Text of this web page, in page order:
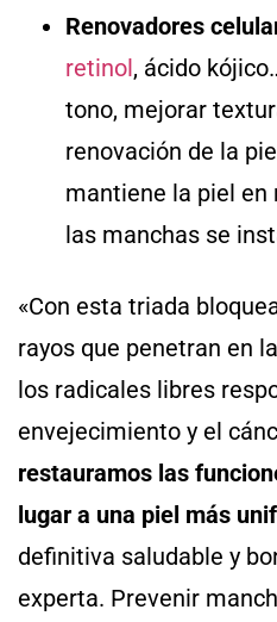
Renovadores
retinol, ácido
tono, mejorar
renovación de la
mantiene la piel en
las manchas se
«Con esta triada
rayos que penetran en
los radicales libres
envejecimiento y el
restauramos las
lugar a una piel más
definitiva saludable y
experta. Prevenir